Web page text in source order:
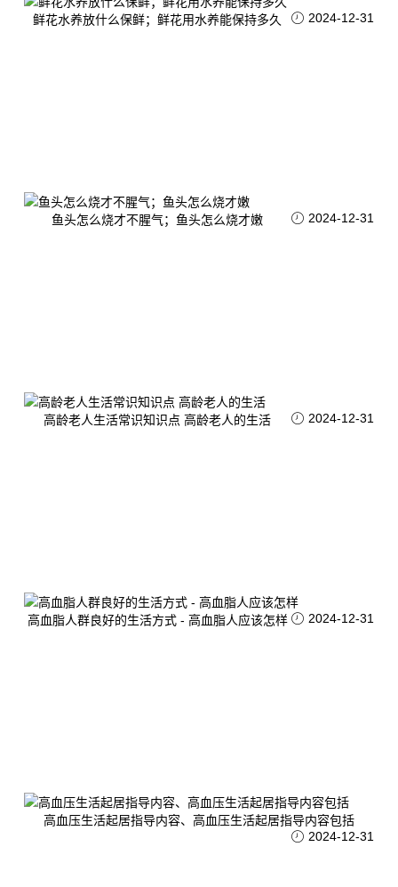
鲜花水养放什么保鲜；鲜花用水养能保持多久 2024-12-31
鱼头怎么烧才不腥气；鱼头怎么烧才嫩 2024-12-31
高龄老人生活常识知识点 高龄老人的生活 2024-12-31
高血脂人群良好的生活方式 - 高血脂人应该怎样 2024-12-31
高血压生活起居指导内容、高血压生活起居指导内容包括
2024-12-31